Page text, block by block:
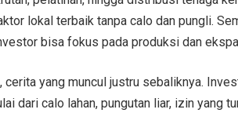
lokal terbaik tanpa calo dan pungli.
bisa fokus pada produksi dan
cerita yang muncul justru sebaliknya.
dari calo lahan, pungutan liar, izin yang